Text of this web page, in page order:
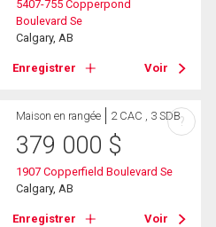
5407-755 Copperpond
Boulevard Se
Calgary, AB
Enregistrer Voir
Maison en rangée 2 CAC , 3 SDB
379 000 $
1907 Copperfield Boulevard Se
Calgary, AB
Enregistrer Voir
?